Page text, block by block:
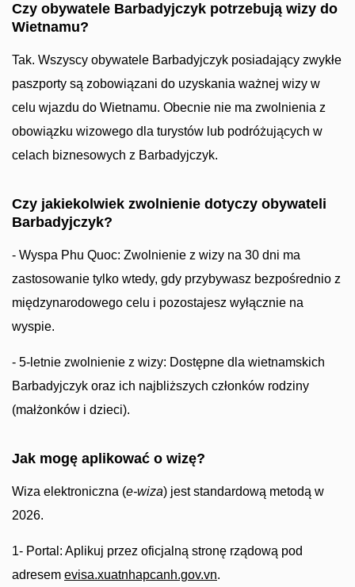
Czy obywatele Barbadyjczyk potrzebują wizy do
Wietnamu?
Tak. Wszyscy obywatele Barbadyjczyk posiadający zwykłe
paszporty są zobowiązani do uzyskania ważnej wizy w
celu wjazdu do Wietnamu. Obecnie nie ma zwolnienia z
obowiązku wizowego dla turystów lub podróżujących w
celach biznesowych z Barbadyjczyk.
Czy jakiekolwiek zwolnienie dotyczy obywateli
Barbadyjczyk?
- Wyspa Phu Quoc: Zwolnienie z wizy na 30 dni ma
zastosowanie tylko wtedy, gdy przybywasz bezpośrednio z
międzynarodowego celu i pozostajesz wyłącznie na
wyspie.
- 5-letnie zwolnienie z wizy: Dostępne dla wietnamskich
Barbadyjczyk oraz ich najbliższych członków rodziny
(małżonków i dzieci).
Jak mogę aplikować o wizę?
Wiza elektroniczna (e-wiza) jest standardową metodą w
2026.
1- Portal: Aplikuj przez oficjalną stronę rządową pod
adresem evisa.xuatnhapcanh.gov.vn.